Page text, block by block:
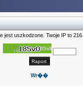
jest uszkodzone. Twoje IP to
Wr��